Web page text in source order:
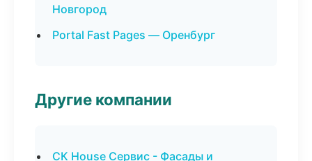
Новгород
Portal Fast Pages — Оренбург
Другие компании
СК House Сервис - Фасады и